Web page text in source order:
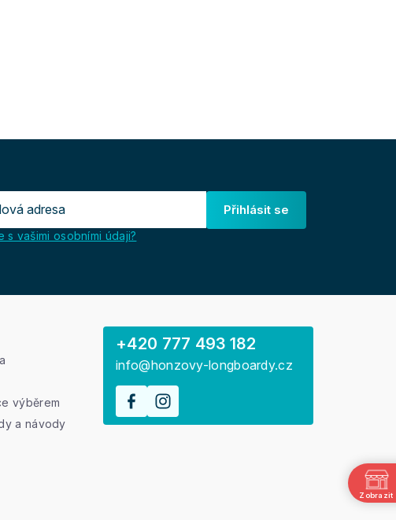
Přihlásit se
s vašimi osobními údaji?
výběrem
a návody
+420 777 493 182
info@honzovy-longboardy.cz
Zobrazit